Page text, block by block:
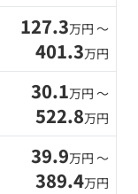
127.3万円 〜
401.3万円
30.1万円 〜
522.8万円
39.9万円 〜
389.4万円